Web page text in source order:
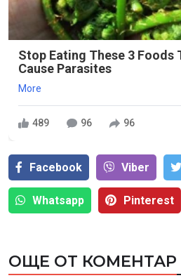
Stop Eating These 3 Foods
Cause Parasites
More
489 96 96
Facebook Viber
Whatsapp Pinterest
ОЩЕ ОТ КОМЕНТАР